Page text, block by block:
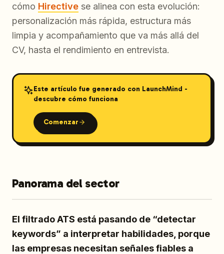
cómo Hirective se alinea con esta evolución:
personalización más rápida, estructura más
limpia y acompañamiento que va más allá del
CV, hasta el rendimiento en entrevista.
Este artículo fue generado con LaunchMind -
descubre cómo funciona
Comenzar
Panorama del sector
El filtrado ATS está pasando de “detectar
keywords” a interpretar habilidades, porque
las empresas necesitan señales fiables a